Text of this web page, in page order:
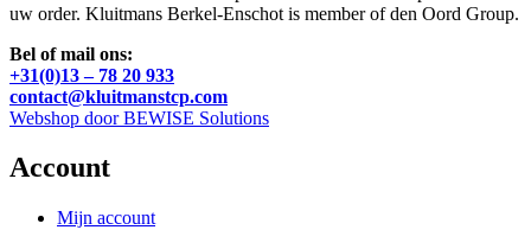
uw order. Kluitmans Berkel-Enschot is member of den Oord Group.
Bel of mail ons:
+31(0)13 – 78 20 933
contact@kluitmanstcp.com
Webshop door BEWISE Solutions
Account
Mijn account